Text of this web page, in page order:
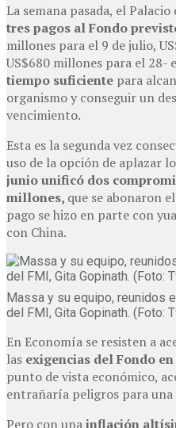
La semana pasada, el Palacio
tres pagos al Fondo
millones para el 9 de julio,
US$680 millones para el
tiempo suficiente para
organismo y conseguir un
vencimiento.
Esta es la segunda vez
uso de la opción de aplazar
junio unificó dos
millones, que se abonaron
pago se hizo en parte con
con China.
Massa y su equipo, reunidos
del FMI, Gita Gopinath. (Foto:
En Economía se resisten a
las exigencias del Fondo
punto de vista económico,
entrañaría peligros para
Pero con una inflación